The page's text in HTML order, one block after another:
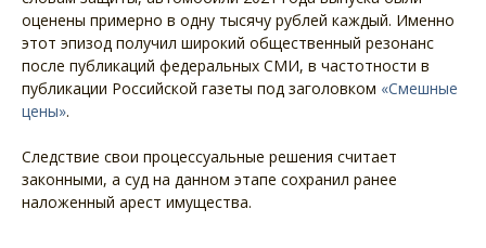
оценены примерно в одну тысячу рублей каждый. Именно
этот эпизод получил широкий общественный резонанс
после публикаций федеральных СМИ, в частотности в
публикации Российской газеты под заголовком «Смешные
цены».
Следствие свои процессуальные решения считает
законными, а суд на данном этапе сохранил ранее
наложенный арест имущества.